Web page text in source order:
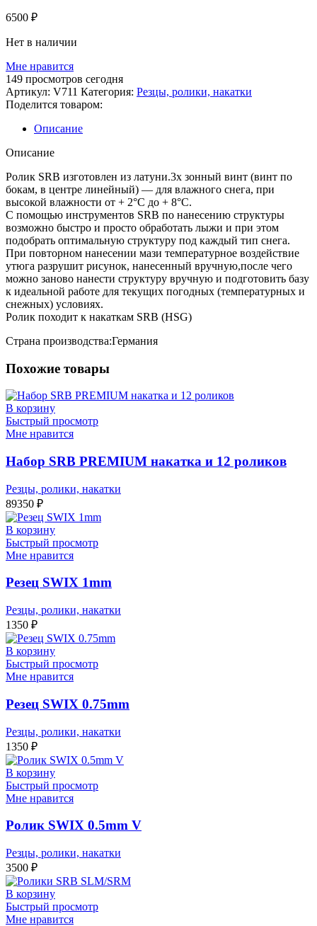
6500 ₽
Нет в наличии
Мне нравится
149 просмотров сегодня
Артикул: V711 Категория: Резцы, ролики, накатки
Поделится товаром:
Описание
Описание
Ролик SRB изготовлен из латуни.3х зонный винт (винт по
бокам, в центре линейный) — для влажного снега, при
высокой влажности от + 2°C до + 8°C.
С помощью инструментов SRB по нанесению структуры
возможно быстро и просто обработать лыжи и при этом
подобрать оптимальную структуру под каждый тип снега.
При повторном нанесении мази температурное воздействие
утюга разрушит рисунок, нанесенный вручную,после чего
можно заново нанести структуру вручную и подготовить базу
к идеальной работе для текущих погодных (температурных и
снежных) условиях.
Ролик походит к накаткам SRB (HSG)
Страна производства:Германия
Похожие товары
В корзину
Быстрый просмотр
Мне нравится
Набор SRB PREMIUM накатка и 12 роликов
Резцы, ролики, накатки
89350 ₽
В корзину
Быстрый просмотр
Мне нравится
Резец SWIX 1mm
Резцы, ролики, накатки
1350 ₽
В корзину
Быстрый просмотр
Мне нравится
Резец SWIX 0.75mm
Резцы, ролики, накатки
1350 ₽
В корзину
Быстрый просмотр
Мне нравится
Ролик SWIX 0.5mm V
Резцы, ролики, накатки
3500 ₽
В корзину
Быстрый просмотр
Мне нравится